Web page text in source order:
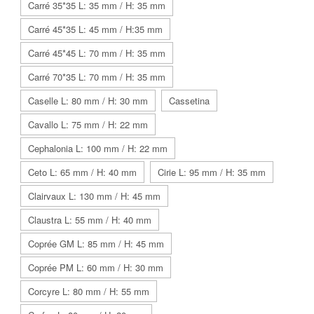
Carré 35*35 L: 35 mm / H: 35 mm
Carré 45*35 L: 45 mm / H:35 mm
Carré 45*45 L: 70 mm / H: 35 mm
Carré 70*35 L: 70 mm / H: 35 mm
Caselle L: 80 mm / H: 30 mm
Cassetina
Cavallo L: 75 mm / H: 22 mm
Cephalonia L: 100 mm / H: 22 mm
Ceto L: 65 mm / H: 40 mm
Cirie L: 95 mm / H: 35 mm
Clairvaux L: 130 mm / H: 45 mm
Claustra L: 55 mm / H: 40 mm
Coprée GM L: 85 mm / H: 45 mm
Coprée PM L: 60 mm / H: 30 mm
Corcyre L: 80 mm / H: 55 mm